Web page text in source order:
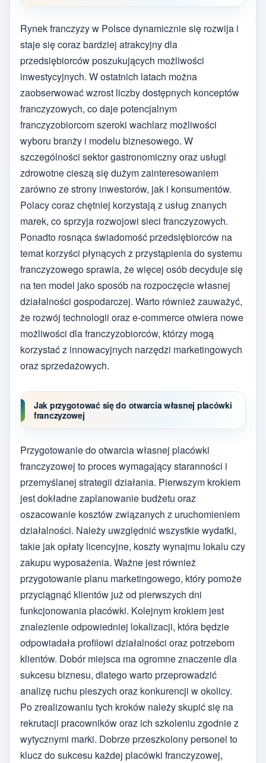
Rynek franczyzy w Polsce dynamicznie się rozwija i
staje się coraz bardziej atrakcyjny dla
przedsiębiorców poszukujących możliwości
inwestycyjnych. W ostatnich latach można
zaobserwować wzrost liczby dostępnych konceptów
franczyzowych, co daje potencjalnym
franczyzobiorcom szeroki wachlarz możliwości
wyboru branży i modelu biznesowego. W
szczególności sektor gastronomiczny oraz usługi
zdrowotne cieszą się dużym zainteresowaniem
zarówno ze strony inwestorów, jak i konsumentów.
Polacy coraz chętniej korzystają z usług znanych
marek, co sprzyja rozwojowi sieci franczyzowych.
Ponadto rosnąca świadomość przedsiębiorców na
temat korzyści płynących z przystąpienia do systemu
franczyzowego sprawia, że więcej osób decyduje się
na ten model jako sposób na rozpoczęcie własnej
działalności gospodarczej. Warto również zauważyć,
że rozwój technologii oraz e-commerce otwiera nowe
możliwości dla franczyzobiorców, którzy mogą
korzystać z innowacyjnych narzędzi marketingowych
oraz sprzedażowych.
Jak przygotować się do otwarcia własnej placówki
franczyzowej
Przygotowanie do otwarcia własnej placówki
franczyzowej to proces wymagający staranności i
przemyślanej strategii działania. Pierwszym krokiem
jest dokładne zaplanowanie budżetu oraz
oszacowanie kosztów związanych z uruchomieniem
działalności. Należy uwzględnić wszystkie wydatki,
takie jak opłaty licencyjne, koszty wynajmu lokalu czy
zakupu wyposażenia. Ważne jest również
przygotowanie planu marketingowego, który pomoże
przyciągnąć klientów już od pierwszych dni
funkcjonowania placówki. Kolejnym krokiem jest
znalezienie odpowiedniej lokalizacji, która będzie
odpowiadała profilowi działalności oraz potrzebom
klientów. Dobór miejsca ma ogromne znaczenie dla
sukcesu biznesu, dlatego warto przeprowadzić
analizę ruchu pieszych oraz konkurencji w okolicy.
Po zrealizowaniu tych kroków należy skupić się na
rekrutacji pracowników oraz ich szkoleniu zgodnie z
wytycznymi marki. Dobrze przeszkolony personel to
klucz do sukcesu każdej placówki franczyzowej,